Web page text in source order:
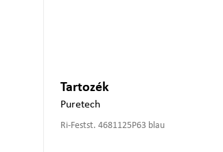
Tartozék
Puretech
Ri-Festst. 4681125P63 blau